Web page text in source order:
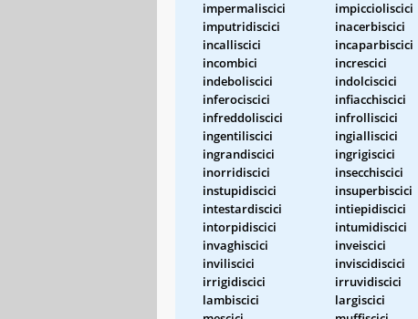
impermaliscici
impiccioliscici
imputridiscici
inacerbiscici
incalliscici
incaparbiscici
incombici
increscici
indeboliscici
indolciscici
inferociscici
infiacchiscici
infreddoliscici
infrolliscici
ingentiliscici
ingialliscici
ingrandiscici
ingrigiscici
inorridiscici
insecchiscici
instupidiscici
insuperbiscici
intestardiscici
intiepidiscici
intorpidiscici
intumidiscici
invaghiscici
inveiscici
inviliscici
inviscidiscici
irrigidiscici
irruvidiscici
lambiscici
largiscici